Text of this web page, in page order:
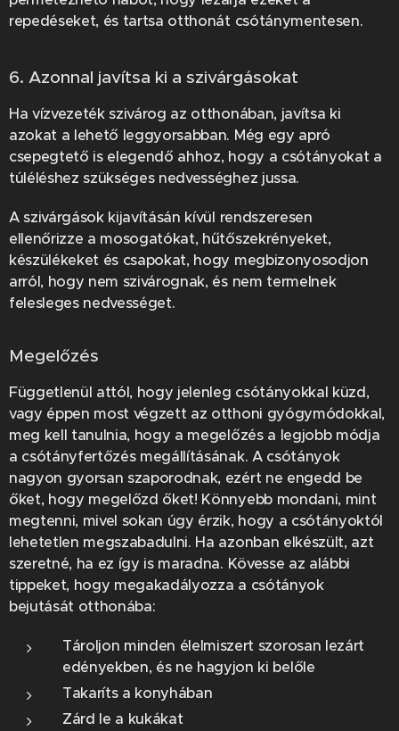
repedéseket, és tartsa otthonát csótánymentesen.
6. Azonnal javítsa ki a szivárgásokat
Ha vízvezeték szivárog az otthonában, javítsa ki
azokat a lehető leggyorsabban. Még egy apró
csepegtető is elegendő ahhoz, hogy a csótányokat a
túléléshez szükséges nedvességhez jussa.
A szivárgások kijavításán kívül rendszeresen
ellenőrizze a mosogatókat, hűtőszekrényeket,
készülékeket és csapokat, hogy megbizonyosodjon
arról, hogy nem szivárognak, és nem termelnek
felesleges nedvességet.
Megelőzés
Függetlenül attól, hogy jelenleg csótányokkal küzd,
vagy éppen most végzett az otthoni gyógymódokkal,
meg kell tanulnia, hogy a megelőzés a legjobb módja
a csótányfertőzés megállításának. A csótányok
nagyon gyorsan szaporodnak, ezért ne engedd be
őket, hogy megelőzd őket! Könnyebb mondani, mint
megtenni, mivel sokan úgy érzik, hogy a csótányoktól
lehetetlen megszabadulni. Ha azonban elkészült, azt
szeretné, ha ez így is maradna. Kövesse az alábbi
tippeket, hogy megakadályozza a csótányok
bejutását otthonába:
Tároljon minden élelmiszert szorosan lezárt
edényekben, és ne hagyjon ki belőle
Takaríts a konyhában
Zárd le a kukákat